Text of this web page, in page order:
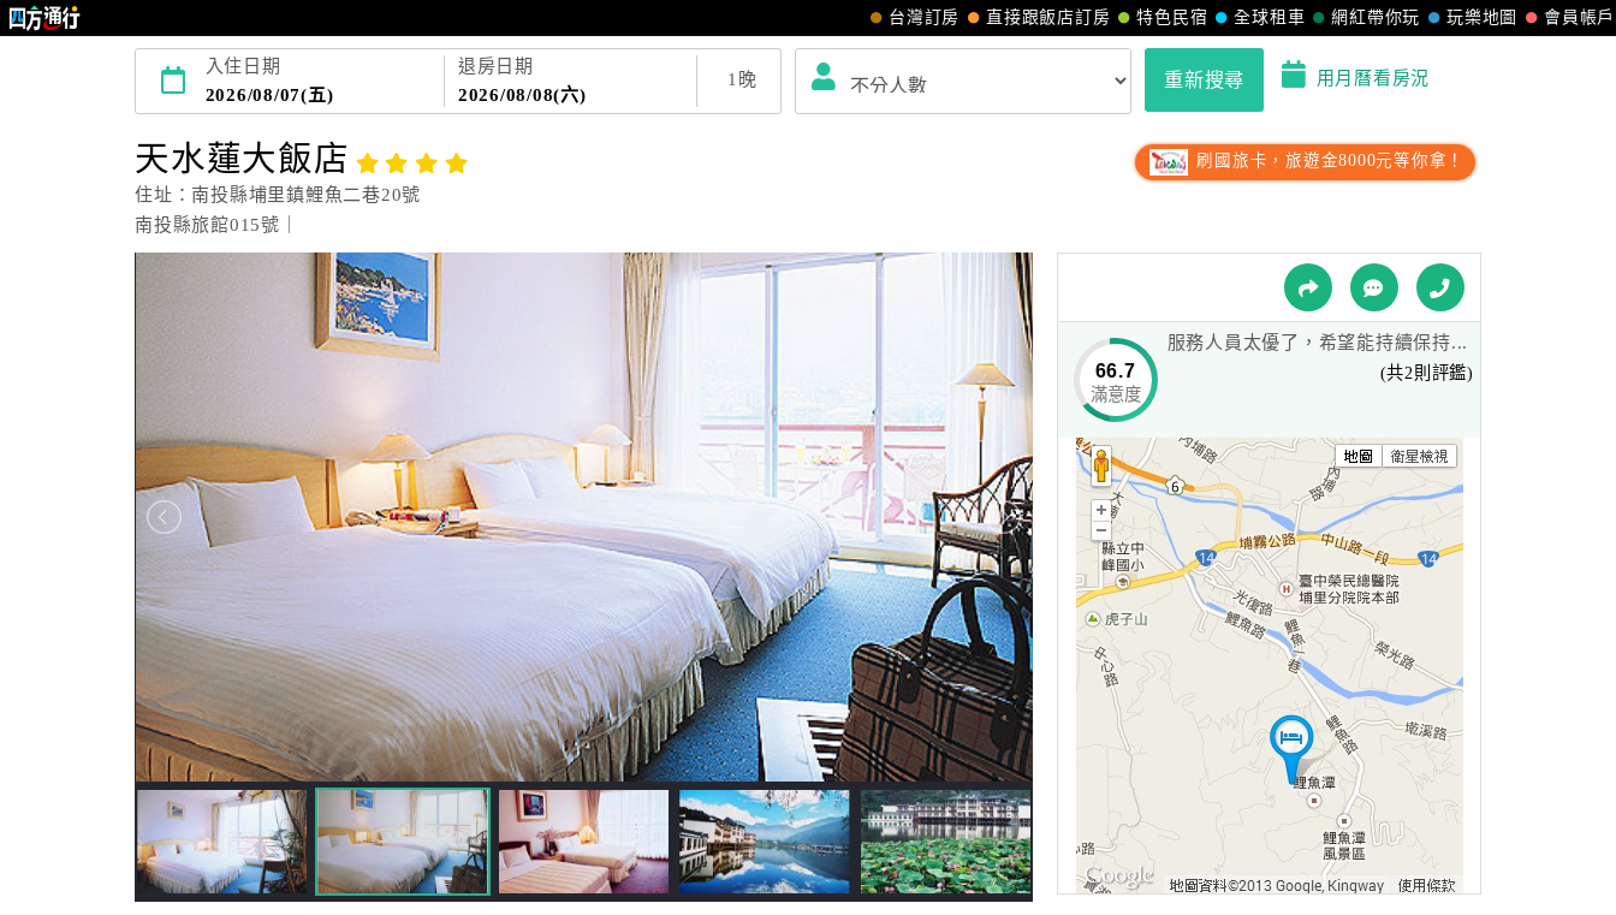
會員帳戶
玩樂地圖
網紅帶你玩
全球租車
特色民宿
直接跟飯店訂房
台灣訂房
入住日期
2026/08/07(五)
退房日期
2026/08/08(六)
1 晚 重新搜尋 用月曆看房況
天水蓮大飯店
住址：南投縣埔里鎮鯉魚二巷20號
南投縣旅館015號｜
刷國旅卡，旅遊金8000元等你拿！
66.7
滿意度
服務人員太優了，希望能持續保持...
(共2則評鑑)